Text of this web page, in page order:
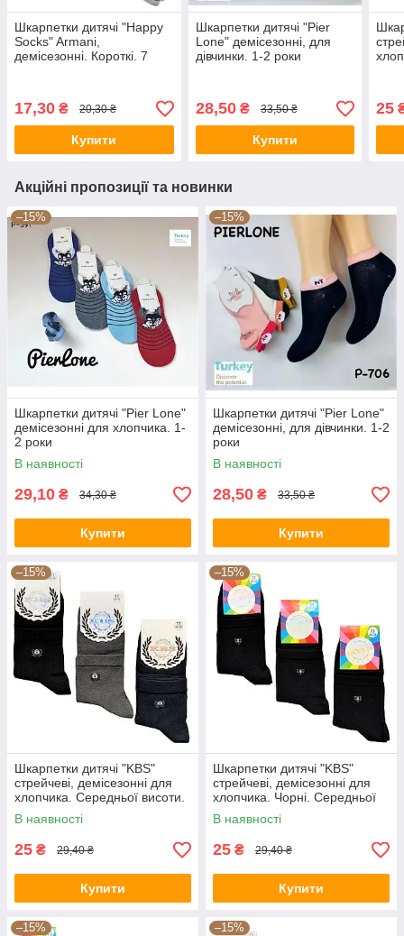
Шкарпетки дитячі "Happy
Socks" Armani,
демісезонні. Короткі. 7
17,30 ₴ 20,30 ₴
Купити
Шкарпетки дитячі "Pier
Lone" демісезонні, для
дівчинки. 1-2 роки
28,50₴ 33,50 ₴
Купити
25
Акційні пропозиції та новинки
–15%
Шкарпетки дитячі "Pier Lone"
демісезонні для хлопчика. 1-
2 роки
В наявності
29,10 ₴ 34,30 ₴
Купити
–15%
Шкарпетки дитячі "Pier Lone"
демісезонні, для дівчинки. 1-2
роки
В наявності
28,50 ₴ 33,50 ₴
Купити
–15%
Шкарпетки дитячі "KBS"
стрейчеві, демісезонні для
хлопчика. Середньої висоти.
5 років
В наявності
25 ₴ 29,40 ₴
Купити
–15%
Шкарпетки дитячі "KBS"
стрейчеві, демісезонні для
хлопчика. Чорні. Середньої
висоти. 5 років
В наявності
25 ₴ 29,40 ₴
Купити
–15% –15%